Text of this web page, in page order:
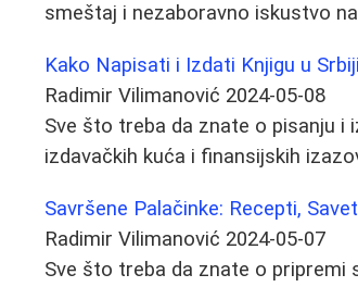
smeštaj i nezaboravno iskustvo
Kako Napisati i Izdati Knjigu u
Radimir Vilimanović 2024-05-08
Sve što treba da znate o pisanju i
izdavačkih kuća i finansijskih
Savršene Palačinke: Recepti,
Radimir Vilimanović 2024-05-07
Sve što treba da znate o pripremi